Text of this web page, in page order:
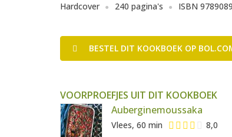
Hardcover 240 pagina's ISBN
BESTEL DIT KOOKBOEK OP
VOORPROEFJES UIT DIT KOOKBOEK
Auberginemoussaka
Vlees, 60 min 8,0